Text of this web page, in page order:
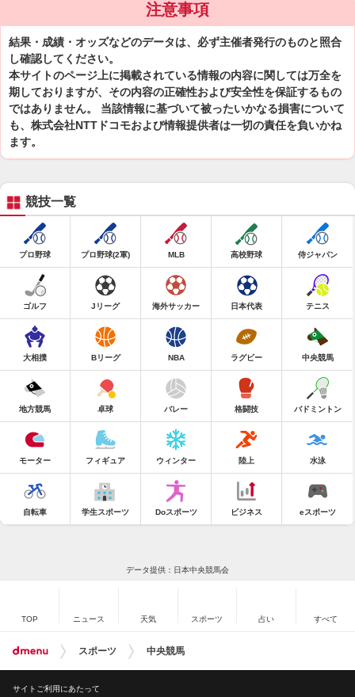
注意事項
結果・成績・オッズなどのデータは、必ず主催者発行のものと照合
し確認してください。
本サイトのページ上に掲載されている情報の内容に関しては万全を
期しておりますが、その内容の正確性および安全性を保証するもの
ではありません。 当該情報に基づいて被ったいかなる損害について
も、株式会社NTTドコモおよび情報提供者は一切の責任を負いかね
ます。
競技一覧
プロ野球 プロ野球(2軍) MLB 高校野球 侍ジャパン
ゴルフ Jリーグ 海外サッカー 日本代表 テニス
大相撲 Bリーグ NBA ラグビー 中央競馬
地方競馬 卓球 バレー 格闘技 バドミントン
モーター フィギュア ウィンター 陸上 水泳
自転車 学生スポーツ Doスポーツ ビジネス eスポーツ
データ提供：日本中央競馬会
TOP ニュース 天気 スポーツ 占い すべて
スポーツ 中央競馬
サイトご利用にあたって